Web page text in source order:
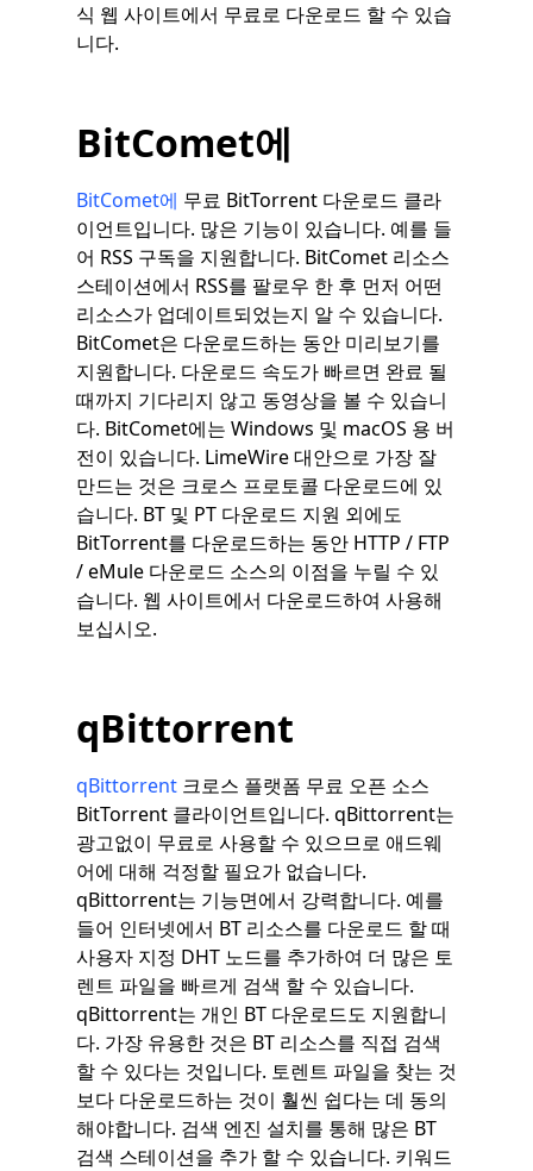
식 웹 사이트에서 무료로 다운로드 할 수 있습
니다.
BitComet에
BitComet에 무료 BitTorrent 다운로드 클라
이언트입니다. 많은 기능이 있습니다. 예를 들
어 RSS 구독을 지원합니다. BitComet 리소스
스테이션에서 RSS를 팔로우 한 후 먼저 어떤
리소스가 업데이트되었는지 알 수 있습니다.
BitComet은 다운로드하는 동안 미리보기를
지원합니다. 다운로드 속도가 빠르면 완료 될
때까지 기다리지 않고 동영상을 볼 수 있습니
다. BitComet에는 Windows 및 macOS 용 버
전이 있습니다. LimeWire 대안으로 가장 잘
만드는 것은 크로스 프로토콜 다운로드에 있
습니다. BT 및 PT 다운로드 지원 외에도
BitTorrent를 다운로드하는 동안 HTTP / FTP
/ eMule 다운로드 소스의 이점을 누릴 수 있
습니다. 웹 사이트에서 다운로드하여 사용해
보십시오.
qBittorrent
qBittorrent 크로스 플랫폼 무료 오픈 소스
BitTorrent 클라이언트입니다. qBittorrent는
광고없이 무료로 사용할 수 있으므로 애드웨
어에 대해 걱정할 필요가 없습니다.
qBittorrent는 기능면에서 강력합니다. 예를
들어 인터넷에서 BT 리소스를 다운로드 할 때
사용자 지정 DHT 노드를 추가하여 더 많은 토
렌트 파일을 빠르게 검색 할 수 있습니다.
qBittorrent는 개인 BT 다운로드도 지원합니
다. 가장 유용한 것은 BT 리소스를 직접 검색
할 수 있다는 것입니다. 토렌트 파일을 찾는 것
보다 다운로드하는 것이 훨씬 쉽다는 데 동의
해야합니다. 검색 엔진 설치를 통해 많은 BT
검색 스테이션을 추가 할 수 있습니다. 키워드